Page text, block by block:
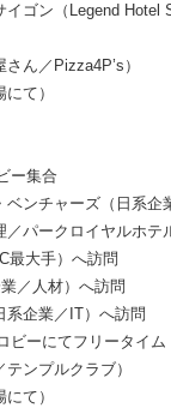
ゴン（Legend Hotel
ん／Pizza4P’s）
て）
ー集合
ンチャーズ（日系企
パークロイヤルホテ
最大手）へ訪問
／人材）へ訪問
系企業／IT）へ訪問
ビーにてフリータイム
ンプルクラブ）
て）